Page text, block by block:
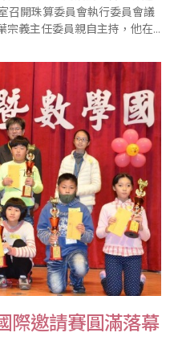
召開珠算委員會執行委員會議
宗義主任委員親自主持，他在
長者的珠算教學，頗有成效，
次的..
際邀請賽圓滿落幕